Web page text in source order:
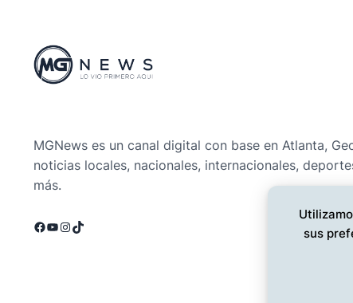
MGNews es un canal digital con base en Atlanta,
noticias locales, nacionales, internacionales,
más.
Facebook
YouTube
Instagram
TikTok
sus